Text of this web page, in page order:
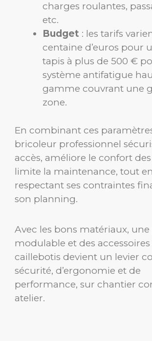
charges roulantes,
etc.
Budget : les tarifs
centaine d’euros pour
tapis à plus de 500 €
système antifatigue
gamme couvrant une
zone.
En combinant ces
bricoleur professionnel
accès, améliore le confort
limite la maintenance, tout en
respectant ses contraintes
son planning.
Avec les bons matériaux, une
modulable et des accessoires
caillebotis devient un levier
sécurité, d’ergonomie et de
performance, sur chantier
atelier.